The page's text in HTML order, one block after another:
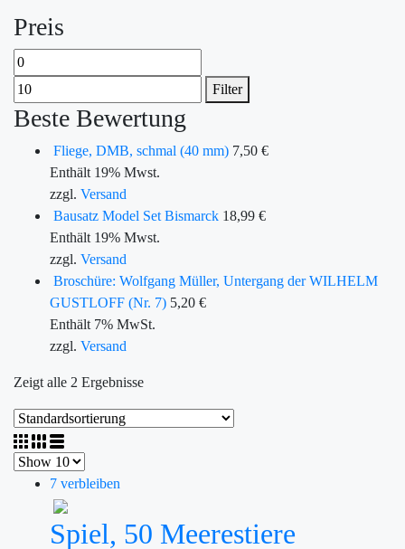
Preis
Filter
Beste Bewertung
Fliege, DMB, schmal (40 mm) 7,50 €
Enthält 19% Mwst.
zzgl. Versand
Bausatz Model Set Bismarck 18,99 €
Enthält 19% Mwst.
zzgl. Versand
Broschüre: Wolfgang Müller, Untergang der WILHELM
GUSTLOFF (Nr. 7) 5,20 €
Enthält 7% MwSt.
zzgl. Versand
Zeigt alle 2 Ergebnisse
7 verbleiben
Spiel, 50 Meerestiere